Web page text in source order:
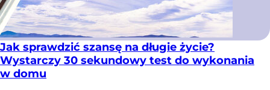
Jak sprawdzić szansę na długie życie?
Wystarczy 30 sekundowy test do wykonania
w domu